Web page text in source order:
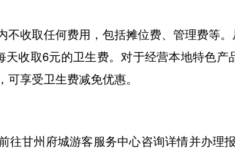
不收取任何费用，包括摊位费、管理费等
天收取6元的卫生费。对于经营本地特色
享受卫生费减免优惠。
往甘州府城游客服务中心咨询详情并办理